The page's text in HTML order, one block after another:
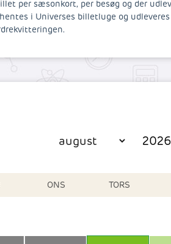
per sæsonkort, per besøg og der
i Universes billetluge og
ONS TORS